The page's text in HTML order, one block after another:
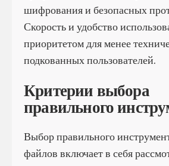
шифрования и безопасных
Скорость и удобство
приоритетом для менее
подкованных пользователей.
Критерии выбора
правильного
Выбор правильного
файлов включает в себя